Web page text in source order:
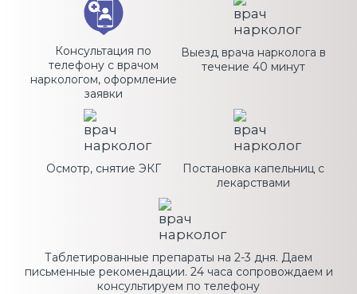
Консультация по
телефону с врачом
наркологом, оформление
заявки
Выезд врача нарколога в
течение 40 минут
Осмотр, снятие ЭКГ
Постановка капельниц с
лекарствами
Таблетированные препараты на 2-3 дня. Даем
письменные рекомендации. 24 часа сопровождаем и
консультируем по телефону